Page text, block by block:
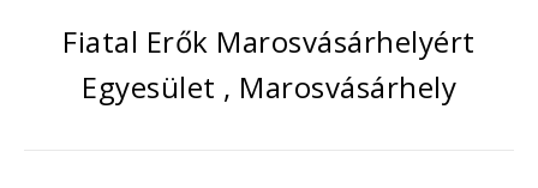
Fiatal Erők Marosvásárhelyért
Egyesület , Marosvásárhely